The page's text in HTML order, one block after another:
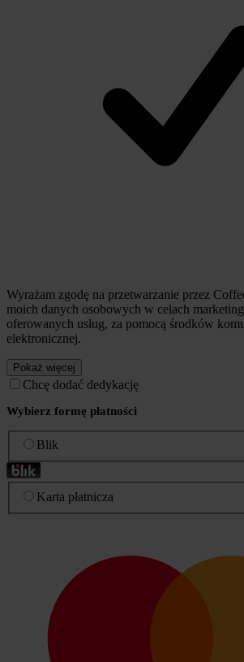
Wyrażam zgodę na przetwarzanie przez
moich danych osobowych w celach
oferowanych usług, za pomocą środków
elektronicznej.
Pokaż więcej
Chcę dodać dedykację
Wybierz formę płatności
Blik
Karta płatnicza